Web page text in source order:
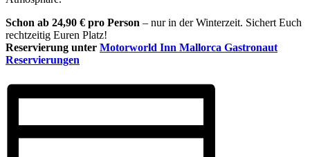
Schon ab 24,90 € pro Person – nur in der Winterzeit. Sichert Euch
rechtzeitig Euren Platz!
Reservierung unter Motorworld Inn Mallorca Gastronaut
Reservierungen